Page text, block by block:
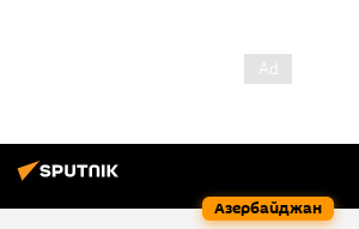
Азербайджан